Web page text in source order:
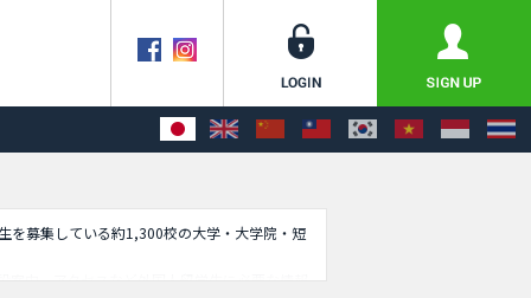
を募集している約1,300校の大学・大学院・短
内、アクセスなど外国人留学生に必要な情報